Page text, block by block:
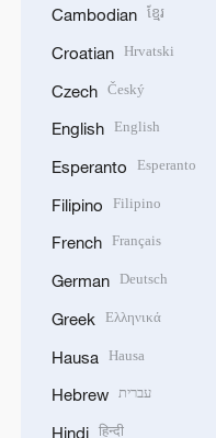
Cambodian ខ្មែរ
Croatian Hrvatski
Czech Český
English English
Esperanto Esperanto
Filipino Filipino
French Français
German Deutsch
Greek Ελληνικά
Hausa Hausa
Hebrew עברית
Hindi हिन्दी